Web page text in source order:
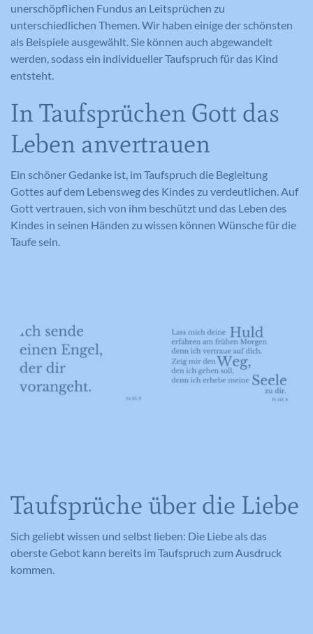
unerschöpflichen Fundus an Leitsprüchen zu
unterschiedlichen Themen. Wir haben einige der schönsten
als Beispiele ausgewählt. Sie können auch abgewandelt
werden, sodass ein individueller Taufspruch für das Kind
entsteht.
In Taufsprüchen Gott das
Leben anvertrauen
Ein schöner Gedanke ist, im Taufspruch die Begleitung
Gottes auf dem Lebensweg des Kindes zu verdeutlichen. Auf
Gott vertrauen, sich von ihm beschützt und das Leben des
Kindes in seinen Händen zu wissen können Wünsche für die
Taufe sein.
Taufsprüche über die Liebe
Sich geliebt wissen und selbst lieben: Die Liebe als das
oberste Gebot kann bereits im Taufspruch zum Ausdruck
kommen.